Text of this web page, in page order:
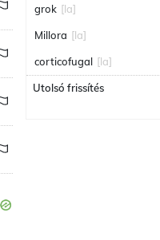
grok [la]
Millora [la]
corticofugal [la]
Utolsó frissítés